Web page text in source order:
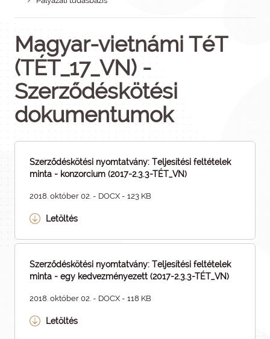
Magyar-vietnámi TéT
(TÉT_17_VN) -
Szerződéskötési
dokumentumok
Szerződéskötési nyomtatvány: Teljesítési feltételek
minta - konzorcium (2017-2.3.3-TÉT_VN)
2018. október 02. - DOCX - 123 KB
Letöltés
Szerződéskötési nyomtatvány: Teljesítési feltételek
minta - egy kedvezményezett (2017-2.3.3-TÉT_VN)
2018. október 02. - DOCX - 118 KB
Letöltés